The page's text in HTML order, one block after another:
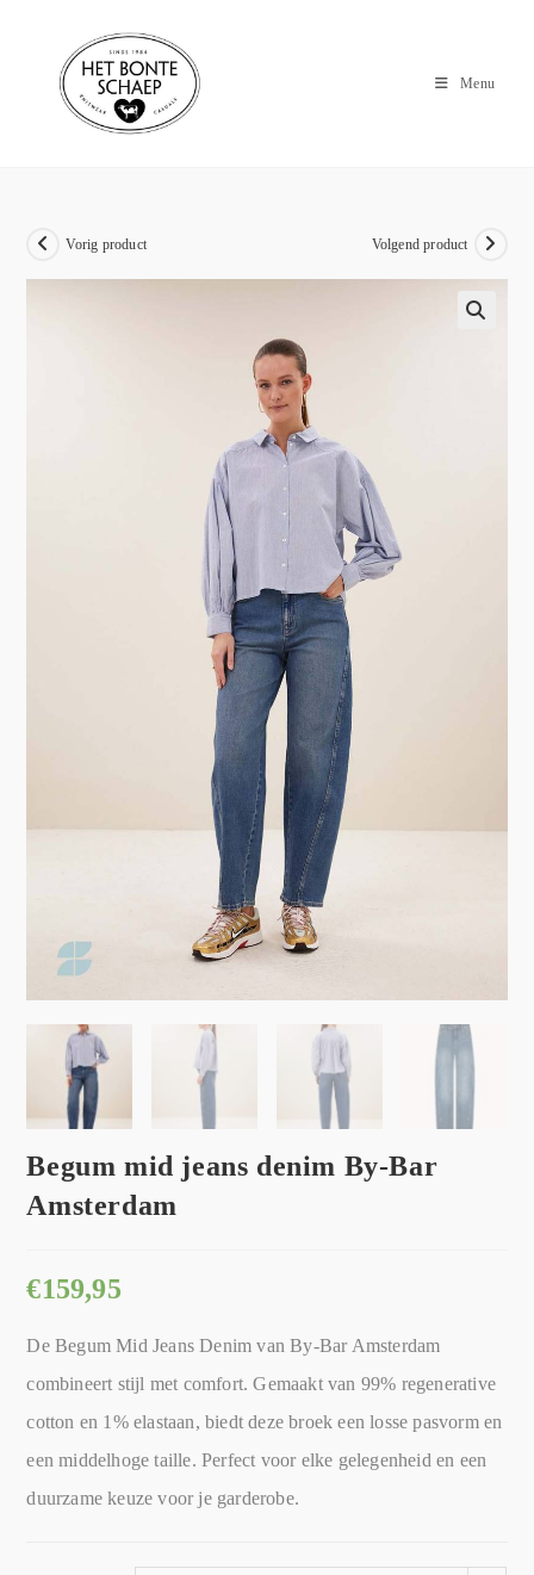
Menu
Vorig product Volgend product
Begum mid jeans denim By-Bar
Amsterdam
€159,95
De Begum Mid Jeans Denim van By-Bar Amsterdam
combineert stijl met comfort. Gemaakt van 99% regenerative
cotton en 1% elastaan, biedt deze broek een losse pasvorm en
een middelhoge taille. Perfect voor elke gelegenheid en een
duurzame keuze voor je garderobe.